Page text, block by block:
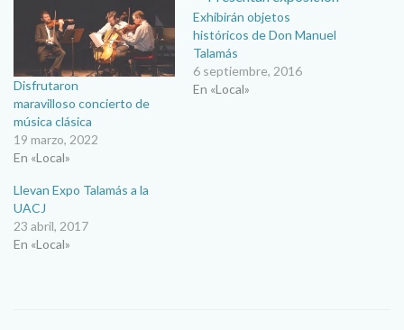
Disfrutaron
maravilloso concierto de
música clásica
19 marzo, 2022
En «Local»
Exhibirán objetos
históricos de Don Manuel
Talamás
6 septiembre, 2016
En «Local»
Llevan Expo Talamás a la
UACJ
23 abril, 2017
En «Local»